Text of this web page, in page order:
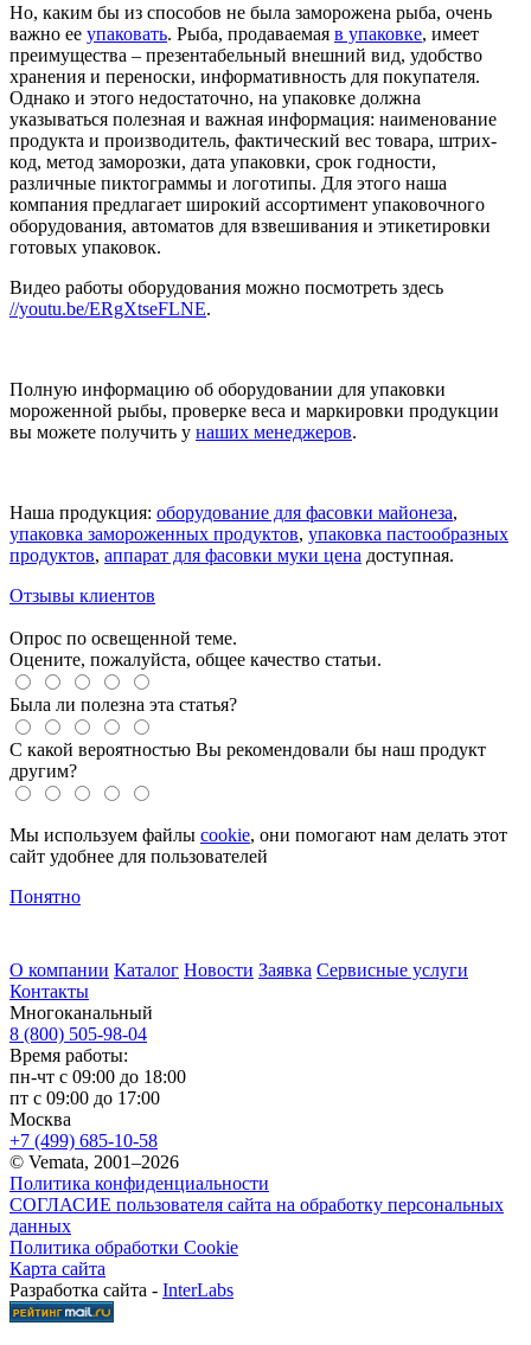
Но, каким бы из способов не была заморожена рыба, очень
важно ее упаковать. Рыба, продаваемая в упаковке, имеет
преимущества – презентабельный внешний вид, удобство
хранения и переноски, информативность для покупателя.
Однако и этого недостаточно, на упаковке должна
указываться полезная и важная информация: наименование
продукта и производитель, фактический вес товара, штрих-
код, метод заморозки, дата упаковки, срок годности,
различные пиктограммы и логотипы. Для этого наша
компания предлагает широкий ассортимент упаковочного
оборудования, автоматов для взвешивания и этикетировки
готовых упаковок.
Видео работы оборудования можно посмотреть здесь
//youtu.be/ERgXtseFLNE.
Полную информацию об оборудовании для упаковки
мороженной рыбы, проверке веса и маркировки продукции
вы можете получить у наших менеджеров.
Наша продукция: оборудование для фасовки майонеза,
упаковка замороженных продуктов, упаковка пастообразных
продуктов, аппарат для фасовки муки цена доступная.
Отзывы клиентов
Опрос по освещенной теме.
Оцените, пожалуйста, общее качество статьи.
Была ли полезна эта статья?
С какой вероятностью Вы рекомендовали бы наш продукт
другим?
Мы используем файлы cookie, они помогают нам делать этот
сайт удобнее для пользователей
Понятно
О компании Каталог Новости Заявка Сервисные услуги
Контакты
Многоканальный
8 (800) 505-98-04
Время работы:
пн-чт с 09:00 до 18:00
пт с 09:00 до 17:00
Москва
+7 (499) 685-10-58
© Vemata, 2001–2026
Политика конфиденциальности
СОГЛАСИЕ пользователя сайта на обработку персональных
данных
Политика обработки Cookie
Карта сайта
Разработка сайта - InterLabs